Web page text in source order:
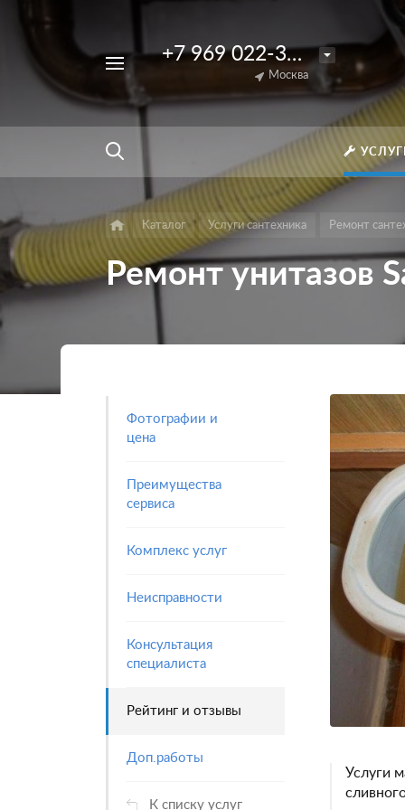
пульта
+7 969 022-33-56
Москва
Каталог Услуги сантехника Ремонт
Ремонт унитазов
Фотографии и
цена
Преимущества
сервиса
Комплекс услуг
Неисправности
Консультация
специалиста
Рейтинг и отзывы
Доп.работы
К списку услуг
Услуги